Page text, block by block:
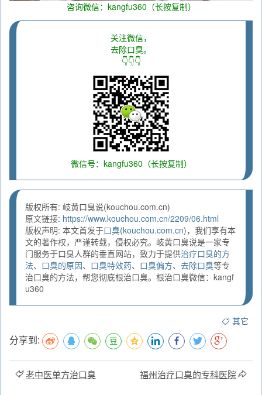
咨询微信：kangfu360（长按复制）
关注微信，
去除口臭。
👇👇👇
微信号：kangfu360（长按复制）
版权所有: 岐黄口臭说(kouchou.com.cn)
原文链接: https://www.kouchou.com.cn/2209/06.html
版权声明: 本文首发于口臭(kouchou.com.cn)，我们享有本
文的著作权，严谨转载，侵权必究。岐黄口臭说是一家专
门服务于口臭人群的垂直网站，致力于提供治疗口臭的方
法、 口臭的原因、 口臭特效药、 口臭偏方、 去除口臭等专
治口臭的方法，帮您彻底根治口臭。根治口臭微信：kangf
u360
其它
分享到:
老中医单方治口臭 福州治疗口臭的专科医院